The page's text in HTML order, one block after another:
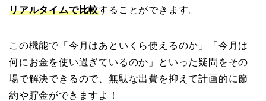
リアルタイムで比較することができます。
この機能で「今月はあといくら使えるのか」「今月は
何にお金を使い過ぎているのか」といった疑問をその
場で解決できるので、無駄な出費を抑えて計画的に節
約や貯金ができますよ！